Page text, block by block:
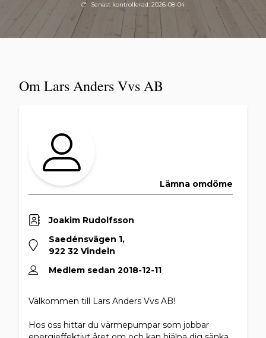
Senast kontrollerad: 2026-08-04
Om Lars Anders Vvs AB
Lämna omdöme
Joakim Rudolfsson
Saedénsvägen 1,
922 32 Vindeln
Medlem sedan 2018-12-11
Välkommen till Lars Anders Vvs AB!
Hos oss hittar du värmepumpar som jobbar